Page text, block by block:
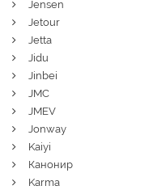
Jensen
Jetour
Jetta
Jidu
Jinbei
JMC
JMEV
Jonway
Kaiyi
Канонир
Karma